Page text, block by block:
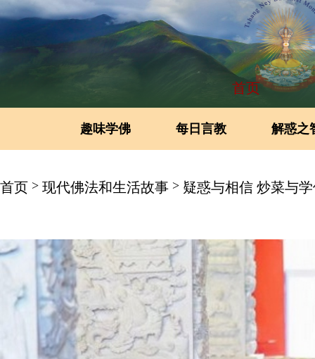
首页
趣味学佛 每日言教 解惑之
首页 > 现代佛法和生活故事 > 疑惑与相信 炒菜与